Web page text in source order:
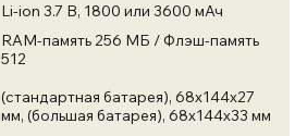
Li-ion 3.7 В, 1800 или 3600 мАч
RAM-память 256 МБ / Флэш-память
512
(стандартная батарея), 68х144х27
мм, (большая батарея), 68х144х33 мм